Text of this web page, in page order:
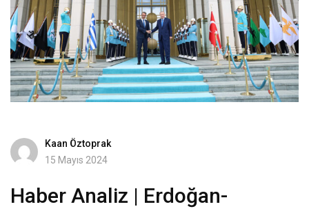
Kaan Öztoprak
15 Mayıs 2024
Haber Analiz | Erdoğan-